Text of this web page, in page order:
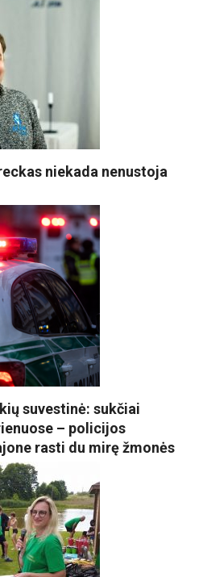
niekada nenustoja
suvestinė: sukčiai
– policijos
rasti du mirę žmonės